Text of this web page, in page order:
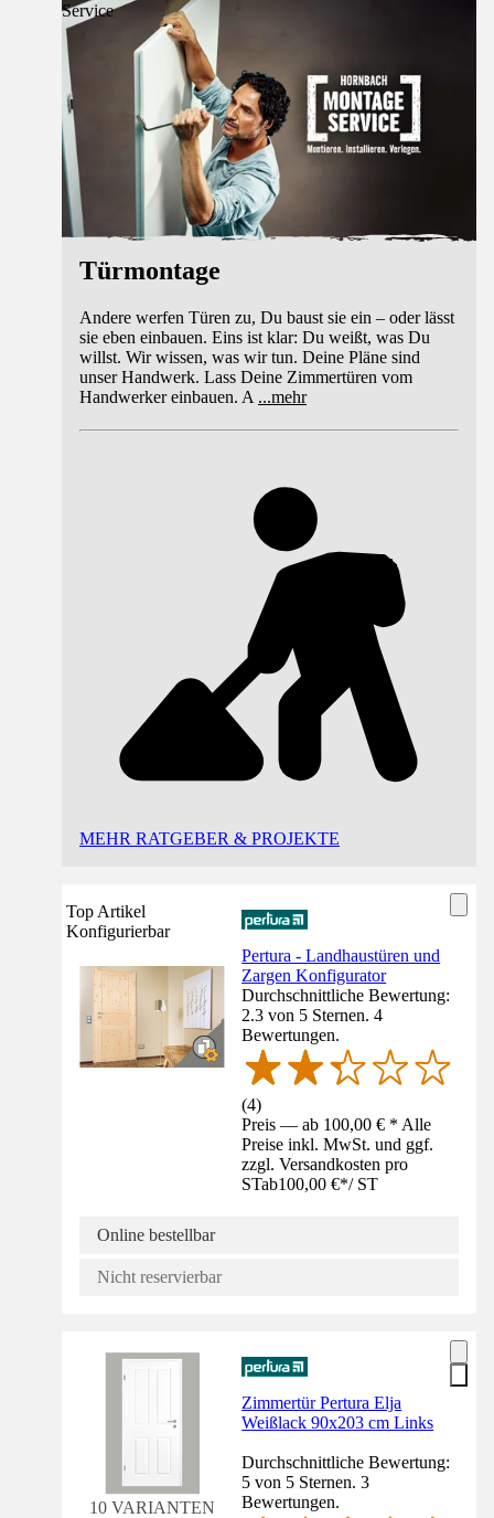
Service
Türmontage
Andere werfen Türen zu, Du baust sie ein – oder lässt
sie eben einbauen. Eins ist klar: Du weißt, was Du
willst. Wir wissen, was wir tun. Deine Pläne sind
unser Handwerk. Lass Deine Zimmertüren vom
Handwerker einbauen. A ...mehr
MEHR RATGEBER & PROJEKTE
Top Artikel
Konfigurierbar
Pertura - Landhaustüren und
Zargen Konfigurator
Durchschnittliche Bewertung:
2.3 von 5 Sternen. 4
Bewertungen.
(4)
Preis — ab 100,00 € * Alle
Preise inkl. MwSt. und ggf.
zzgl. Versandkosten pro
STab100,00 €*/ ST
Online bestellbar
Nicht reservierbar
10 VARIANTEN
Zimmertür Pertura Elja
Weißlack 90x203 cm Links
Durchschnittliche Bewertung:
5 von 5 Sternen. 3
Bewertungen.